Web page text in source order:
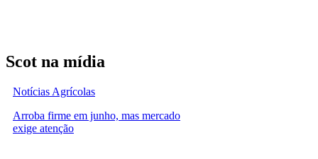
Scot na mídia
Notícias Agrícolas
Arroba firme em junho, mas mercado
exige atenção